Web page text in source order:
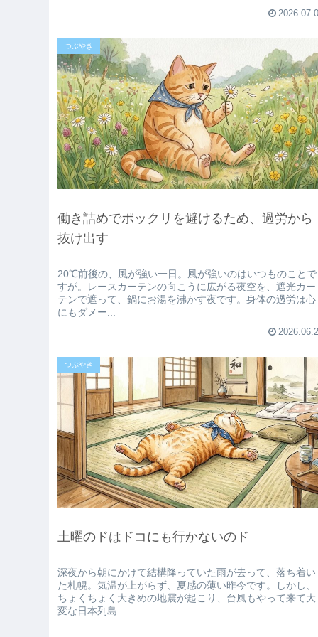
つぶやき
働き詰めでポックリを避けるため、過労から
抜け出す
20℃前後の、風が強い一日。風が強いのはいつものことで
すが。レースカーテンの向こうに広がる夜空を、遮光カー
テンで遮って、鍋にお湯を沸かす夜です。身体の過労は心
にもダメー...
つぶやき
土曜のドはドコにも行かないのド
深夜から朝にかけて結構降っていた雨が去って、落ち着い
た札幌。気温が上がらず、夏感の薄い昨今です。しかし、
ちょくちょく大きめの地震が起こり、台風もやって来て大
変な日本列島...